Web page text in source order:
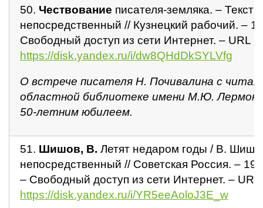
50. Чествование писателя-земляка. – Текст :
непосредственный // Кузнецкий рабочий. –
Свободный доступ из сети Интернет. – URL :
https://disk.yandex.ru/i/dw8QHdDkSYLVfg
О встрече писателя Н. Почивалина с
областной библиотеке имени М.Ю.
50-летним юбилеем.
51. Шишов, В. Летят недаром годы / В.
непосредственный // Советская Россия. –
– Свободный доступ из сети Интернет. – URL
https://disk.yandex.ru/i/YR5eeAoloJ3E_w